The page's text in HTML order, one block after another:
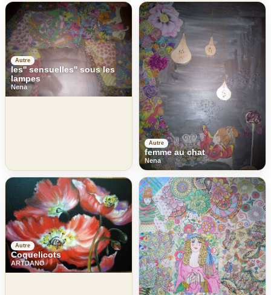
Autre
les'' sensuelles'' sous les
lampes
Nena
Autre
femme au chat
Nena
Autre
Coquelicots
ARTDANO